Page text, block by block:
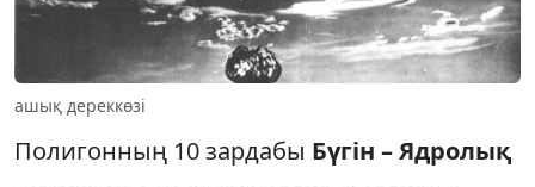
ашық дереккөзі
Полигонның 10 зардабы Бүгін – Ядролық